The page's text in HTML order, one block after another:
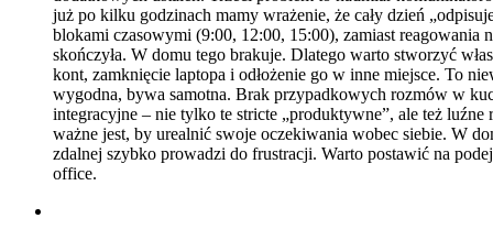
już po kilku godzinach mamy wrażenie, że cały dzień
blokami czasowymi (9:00, 12:00, 15:00), zamiast reagowania
skończyła. W domu tego brakuje. Dlatego warto stworzyć
kont, zamknięcie laptopa i odłożenie go w inne miejsce. To
wygodna, bywa samotna. Brak przypadkowych rozmów w
integracyjne – nie tylko te stricte „produktywne”, ale też
ważne jest, by urealnić swoje oczekiwania wobec siebie. W
zdalnej szybko prowadzi do frustracji. Warto postawić na
office.